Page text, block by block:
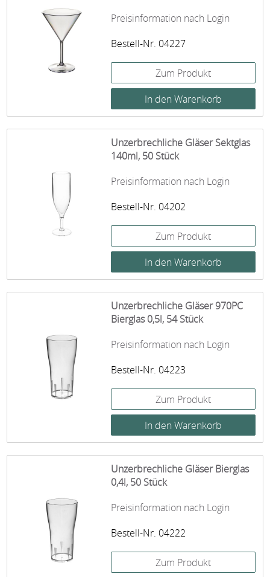
Preisinformation nach Login
Bestell-Nr. 04227
Zum Produkt
Unzerbrechliche Gläser Sektglas
140ml, 50 Stück
Preisinformation nach Login
Bestell-Nr. 04202
Zum Produkt
Unzerbrechliche Gläser 970PC
Bierglas 0,5l, 54 Stück
Preisinformation nach Login
Bestell-Nr. 04223
Zum Produkt
Unzerbrechliche Gläser Bierglas
0,4l, 50 Stück
Preisinformation nach Login
Bestell-Nr. 04222
Zum Produkt